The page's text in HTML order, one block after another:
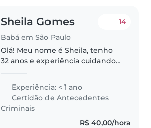
Sheila Gomes
Babá em São Paulo
14
Olá! Meu nome é Sheila, tenho
32 anos e experiência cuidando
carinhosa, responsável e
dedicada, sempre priorizando a
segurança, o bem-estar e o
conforto..
Experiência: < 1 ano
Certidão de Antecedentes
Criminais
R$ 40,00/hora